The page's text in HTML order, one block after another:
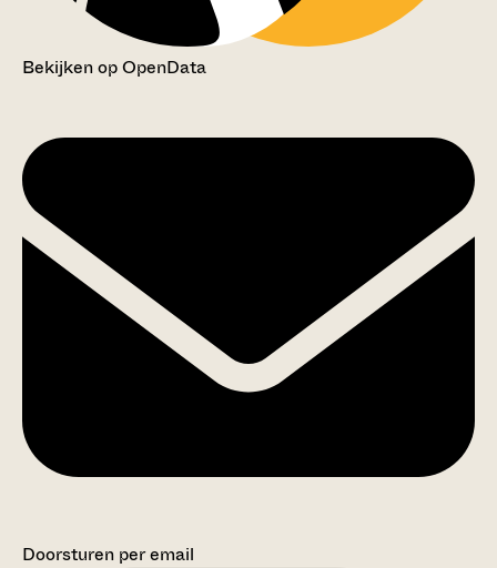
Bekijken op OpenData
Doorsturen per email